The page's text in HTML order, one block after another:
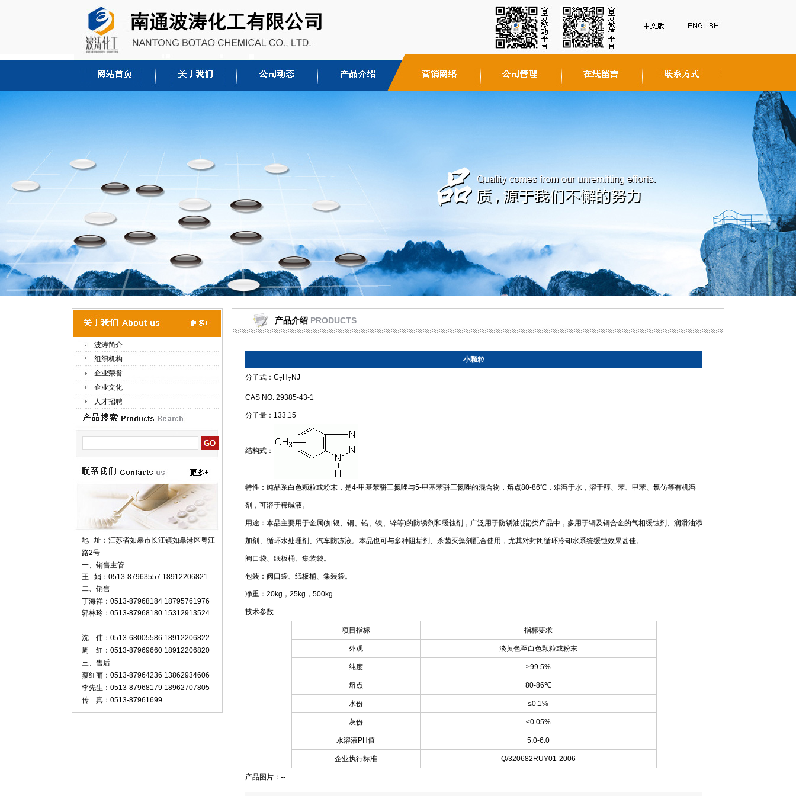
波涛简介
组织机构
企业荣誉
企业文化
人才招聘
地 址：江苏省如皋市长江镇如皋港区粤江
路2号
一、销售主管
王 娟：0513-87963557 18912206821
二、销售
丁海祥：0513-87968184 18795761976
郭林玲：0513-87968180 15312913524
沈 伟：0513-68005586 18912206822
周 红：0513-87969660 18912206820
三、售后
蔡红丽：0513-87964236 13862934606
李先生：0513-87968179 18962707805
传 真：0513-87961699
产品介绍 PRODUCTS
小颗粒
分子式：C7 H7 NJ
CAS NO: 29385-43-1
分子量：133.15
结构式：
特性：纯品系白色颗粒或粉末，是4-甲基苯骈三氮唑与5-甲基苯骈三氮唑的混合物，熔点80-86℃，难溶于水，溶于醇、苯、甲苯、氯仿等有机溶
剂，可溶于稀碱液。
用途：本品主要用于金属(如银、铜、铅、镍、锌等)的防锈剂和缓蚀剂，广泛用于防锈油(脂)类产品中，多用于铜及铜合金的气相缓蚀剂、润滑油添
加剂、循环水处理剂、汽车防冻液。本品也可与多种阻垢剂、杀菌灭藻剂配合使用，尤其对封闭循环冷却水系统缓蚀效果甚佳。
阀口袋、纸板桶、集装袋。
包装：阀口袋、纸板桶、集装袋。
净重：20kg，25kg，500kg
技术参数
项目指标 指标要求
外观 淡黄色至白色颗粒或粉末
纯度 ≥99.5%
熔点 80-86℃
水份 ≤0.1%
灰份 ≤0.05%
水溶液PH值 5.0-6.0
企业执行标准 Q/320682RUY01-2006
产品图片：--